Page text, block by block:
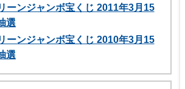
ーンジャンボ宝くじ 2011年3月15
選
ーンジャンボ宝くじ 2010年3月15
選